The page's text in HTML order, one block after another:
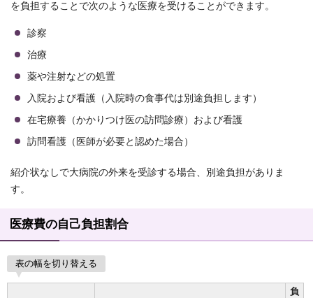
を負担することで次のような医療を受けることができます。
診察
治療
薬や注射などの処置
入院および看護（入院時の食事代は別途負担します）
在宅療養（かかりつけ医の訪問診療）および看護
訪問看護（医師が必要と認めた場合）
紹介状なしで大病院の外来を受診する場合、別途負担がありま
す。
医療費の自己負担割合
表の幅を切り替える
負